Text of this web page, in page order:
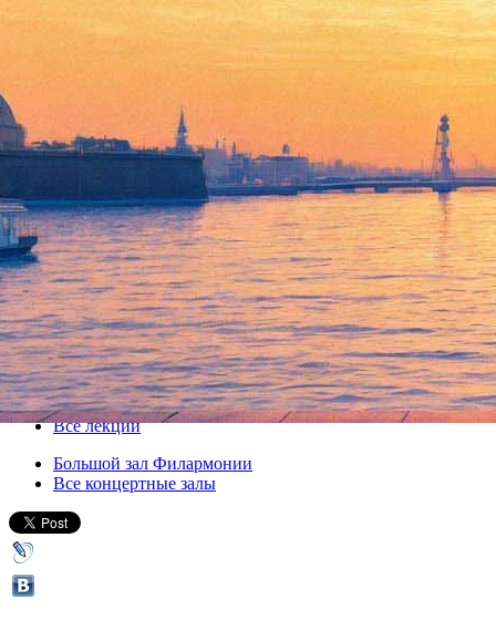
Творческий вечер Ларисы
Рубальской
13 марта 2013, среда,19.00
Версия для печати
Все лекции
Большой зал Филармонии
Все концертные залы